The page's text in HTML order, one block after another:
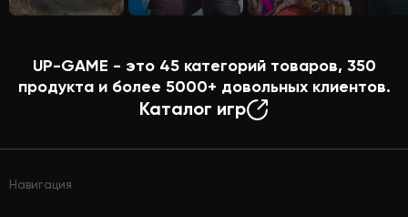
UP-GAME - это 45категорий товаров, 350
продукта и более 5000+ довольных клиентов.
Каталог игр
Навигация